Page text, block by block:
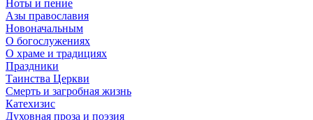
Ноты и пение
Азы православия
Новоначальным
О богослужениях
О храме и традициях
Праздники
Таинства Церкви
Смерть и загробная жизнь
Катехизис
Духовная проза и поэзия